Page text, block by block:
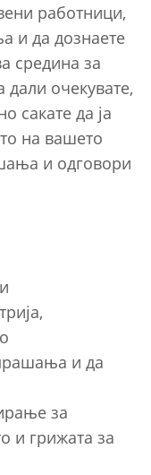
работници,
и да дознаете
средина за
дали очекувате,
сакате да ја
на вашето
и одговори
и да
за
и грижата за